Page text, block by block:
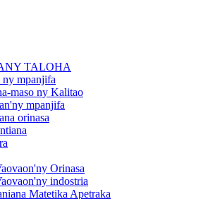
TALOHA
mpanjifa
maso ny Kalitao
mpanjifa
orinasa
Orinasa
indostria
Matetika Apetraka